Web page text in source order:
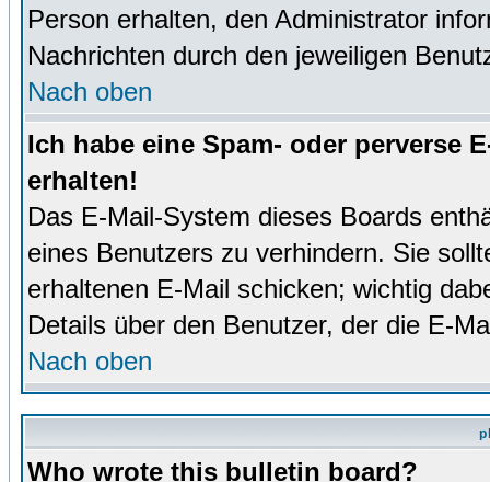
Person erhalten, den Administrator
Nachrichten durch den jeweiligen
Nach oben
Ich habe eine Spam- oder perverse
erhalten!
Das E-Mail-System dieses Boards
eines Benutzers zu verhindern. Sie
erhaltenen E-Mail schicken; wichtig
Details über den Benutzer, der die E-
Nach oben
Who wrote this bulletin board?